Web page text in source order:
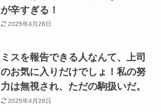
が辛すぎる！
2025年4月28日
ミスを報告できる人なんて、上司
のお気に入りだけでしょ！私の努
力は無視され、ただの駒扱いだ。
2025年4月28日